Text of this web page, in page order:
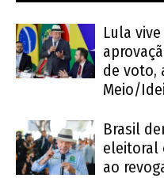
Lula
de voto,
Meio/
Brasil
eleitoral
ao